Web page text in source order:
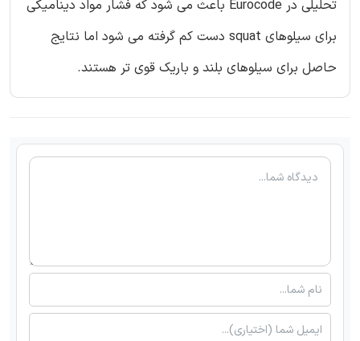
تحلیلی در Eurocode باعث می شود که فشار مواد دینامیکی
برای سیلوهای squat دست کم گرفته می شود اما نتایج
حاصل برای سیلوهای بلند و باریک قوی تر هستند.